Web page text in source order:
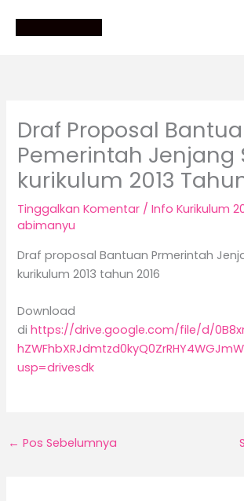
Draf Proposal
Pemerintah Jenjang
kurikulum 2013
Tinggalkan Komentar /Info Kurikulum
abimanyu
Draf proposal Bantuan Prmerintah
kurikulum 2013 tahun 2016
Download
dihttps://drive.google.com/file/d/
usp=drivesdk
← Pos Sebelumnya